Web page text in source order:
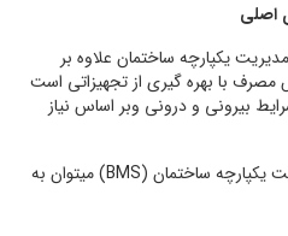
اصلی
یكپارچه ساختمان علاوه بر
با بهره گیری از تجهیزاتی است
بیرونی و درونی وبر اساس نیاز
یكپارچه ساختمان (BMS) میتوان به